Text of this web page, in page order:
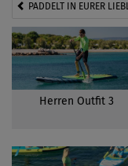
PADDELT IN EURER
Herren Outfit 3